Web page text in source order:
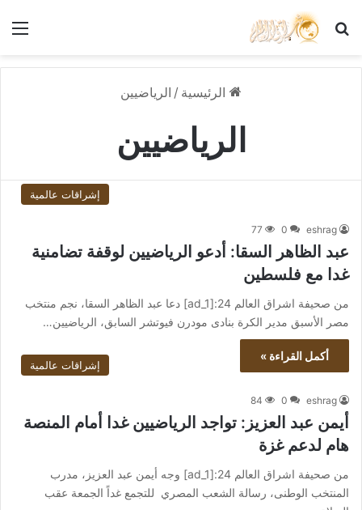
بحث عن
الرئيسية / الرياضيين
الرياضيين
إشراقات عالمية
eshrag
0
77
عبد الظاهر السقا: أدعو الرياضيين لوقفة تضامنية
غدا مع فلسطين
من صحيفة اشراق العالم 24:[ad_1] دعا عبد الظاهر السقا، نجم منتخب
مصر الأسبق مدير الكرة بنادى مودرن فيوتشر السابق، الرياضيين…
أكمل القراءة »
إشراقات عالمية
eshrag
0
84
أيمن عبد العزيز: تواجد الرياضيين غدا أمام المنصة
هام لدعم غزة
من صحيفة اشراق العالم 24:[ad_1] وجه أيمن عبد العزيز، مدرب
المنتخب الوطنى، رسالة الشعب المصري للتجمع غداً الجمعة عقب